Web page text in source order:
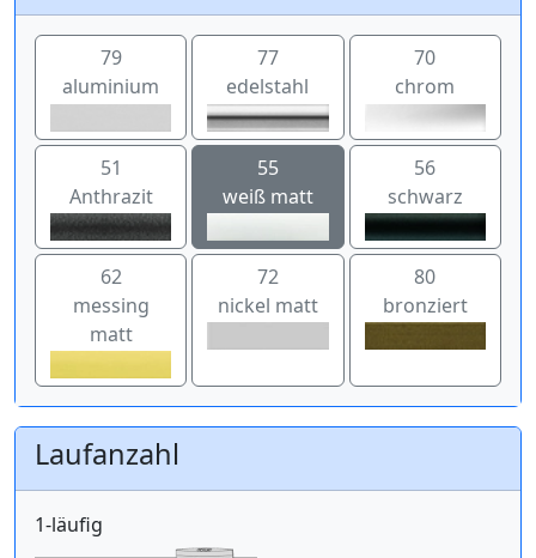
79
aluminium
77
edelstahl
70
chrom
51
Anthrazit
55
weiß matt
56
schwarz
62
messing
matt
72
nickel matt
80
bronziert
Laufanzahl
1-läufig